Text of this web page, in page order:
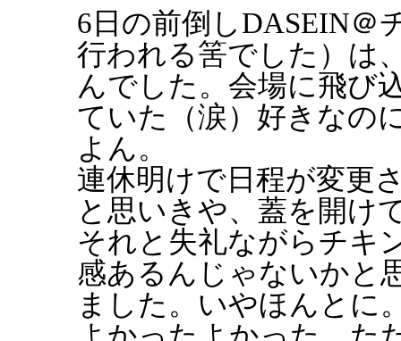
6日の前倒しDASEIN＠
行われる筈でした）は
んでした。会場に飛び
ていた（涙）好きなの
よん。
連休明けで日程が変更
と思いきや、蓋を開け
それと失礼ながらチキ
感あるんじゃないかと
ました。いやほんとに